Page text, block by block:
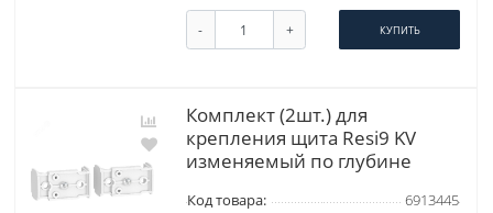
- + КУПИТЬ
Комплект (2шт.) для
крепления щита Resi9 KV
изменяемый по глубине
Код товара:
6913445